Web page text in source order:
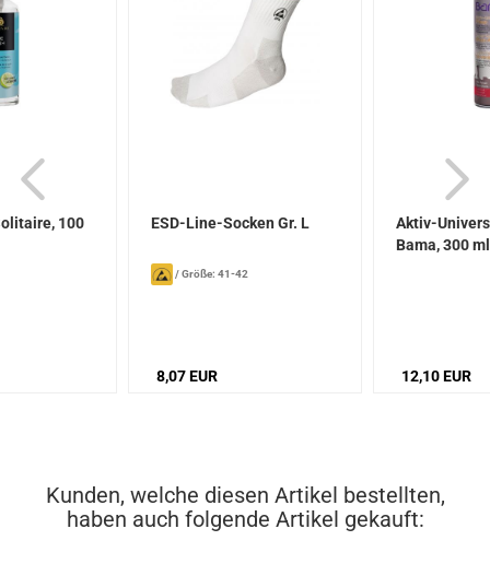
100 ESD-Line-Socken Gr. L
/Größe: 41-42
8,07 EUR
Aktiv-
Bama, 300 ml
12,10 EUR
Kunden, welche diesen Artikel bestellten,
haben auch folgende Artikel gekauft: